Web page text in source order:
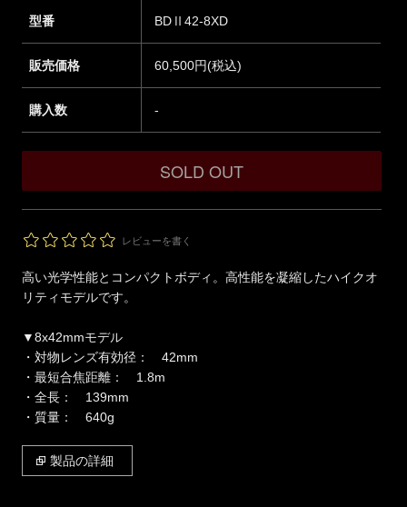
型番 BDⅡ42-8XD
販売価格 60,500円(税込)
購入数 -
レビューを書く
高い光学性能とコンパクトボディ。高性能を凝縮したハイクオ
リティモデルです。
▼8x42mmモデル
・対物レンズ有効径： 42mm
・最短合焦距離： 1.8m
・全長： 139mm
・質量： 640g
製品の詳細